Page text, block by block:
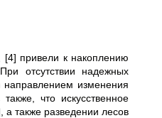
привели к накоплению
отсутствии надежных
изменения
что искусственное
также разведении лесов